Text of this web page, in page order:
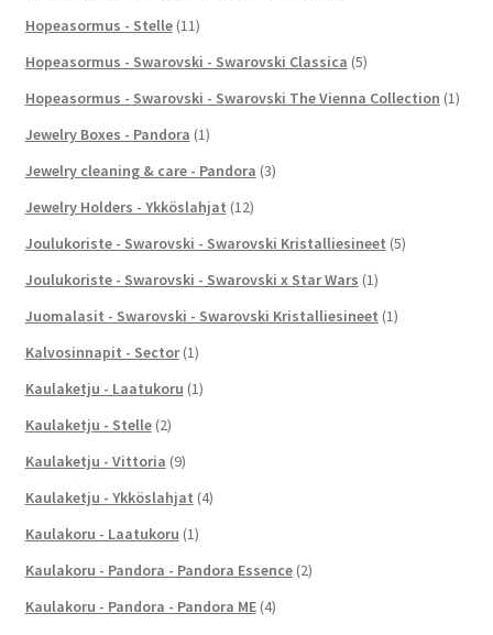
Hopeasormus - Stelle (11)
Hopeasormus - Swarovski - Swarovski Classica (5)
Hopeasormus - Swarovski - Swarovski The Vienna Collection (1)
Jewelry Boxes - Pandora (1)
Jewelry cleaning & care - Pandora (3)
Jewelry Holders - Ykköslahjat (12)
Joulukoriste - Swarovski - Swarovski Kristalliesineet (5)
Joulukoriste - Swarovski - Swarovski x Star Wars (1)
Juomalasit - Swarovski - Swarovski Kristalliesineet (1)
Kalvosinnapit - Sector (1)
Kaulaketju - Laatukoru (1)
Kaulaketju - Stelle (2)
Kaulaketju - Vittoria (9)
Kaulaketju - Ykköslahjat (4)
Kaulakoru - Laatukoru (1)
Kaulakoru - Pandora - Pandora Essence (2)
Kaulakoru - Pandora - Pandora ME (4)